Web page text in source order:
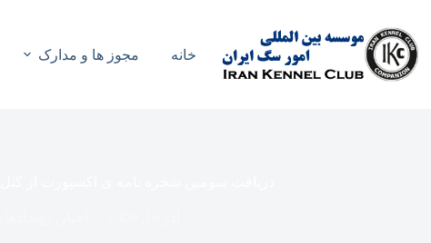
محتوا
خانه مجوز ها و مدارک